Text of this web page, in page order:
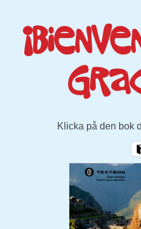
Klicka på den bok